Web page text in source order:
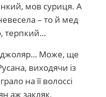
мов суриця. А
– то й мед
терпкий…
бджоляр… Може, ще
виходячи із
на її волоссі
аж закляк,